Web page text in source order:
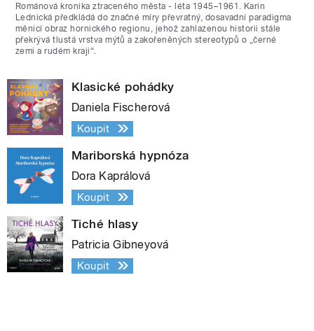
Románová kronika ztraceného města - léta 1945–1961. Karin
Lednická předkládá do značné míry převratný, dosavadní paradigma
měnící obraz hornického regionu, jehož zahlazenou historii stále
překrývá tlustá vrstva mýtů a zakořeněných stereotypů o „černé
zemi a rudém kraji“.
Klasické pohádky
Daniela Fischerová
Koupit
Mariborská hypnóza
Dora Kaprálová
Koupit
Tiché hlasy
Patricia Gibneyová
Koupit